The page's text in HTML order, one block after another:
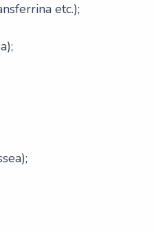
etc.);